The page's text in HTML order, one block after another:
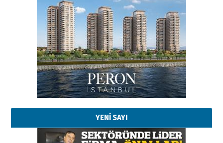
YENİ SAYI
Esat BİNDESEN
Başkan Sekmen’den Erzurum’a
bir vizyon proje daha!
02 Ağustos 2026 Pazar
Kadir SABUNCUOĞLU
Erzurumspor’un köşe taşları
29 Haziran 2026 Pazartesi
Kenan GÜLERCİ
Murat Şahsuvaroğlu ERKON’da
çıtayı yukarı taşırken,